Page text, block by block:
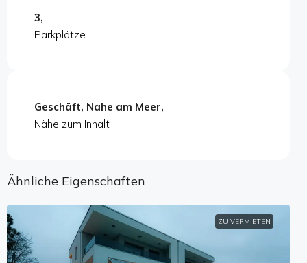
3,
Parkplätze
Geschäft, Nahe am Meer,
Nähe zum Inhalt
Ähnliche Eigenschaften
ZU VERMIETEN